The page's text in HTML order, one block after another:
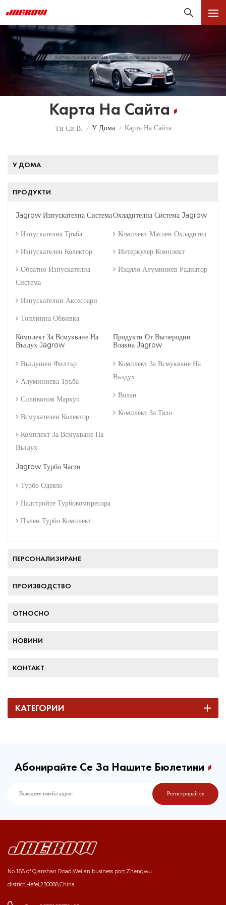
Карта На Сайта
Ти Си В: / У Дома / Карта На Сайта
У ДОМА
ПРОДУКТИ
Jagrow Изпускателна Система
Изпускателна Тръба
Изпускателен Колектор
Обратно Изпускателна
Система
Изпускателни Аксесоари
Топлинна Обвивка
Охладителна Система Jagrow
Комплект Маслен Охладител
Интеркулер Комплект
Изцяло Алуминиев Радиатор
Комплект За Всмукване На
Въздух Jagrow
Въздушен Филтър
Алуминиева Тръба
Силиконов Маркуч
Всмукателен Колектор
Комплект За Всмукване На
Въздух
Продукти От Въглеродни
Влакна Jagrow
Комплект За Всмукване На
Въздух
Волан
Комплект За Тяло
Jagrow Турбо Части
Турбо Одеяло
Надстройте Турбокомпресора
Пълен Турбо Комплект
ПЕРСОНАЛИЗИРАНЕ
ПРОИЗВОДСТВО
ОТНОСНО
НОВИНИ
КОНТАКТ
КАТЕГОРИИ
Абонирайте Се За Нашите Бюлетини
No.188 of Qianshan Road,Weilan business port,Zhengwu
district,Hefei,230088,China